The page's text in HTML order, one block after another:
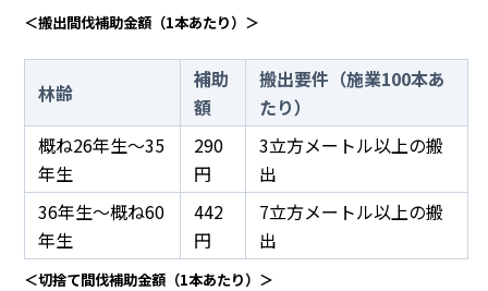
＜搬出間伐補助金額（1本あたり）＞
林齢
補助
額
搬出要件（施業100本あ
たり）
概ね26年生～35
年生
290
円
3立方メートル以上の搬
出
36年生～概ね60
年生
442
円
7立方メートル以上の搬
出
＜切捨て間伐補助金額（1本あたり）＞